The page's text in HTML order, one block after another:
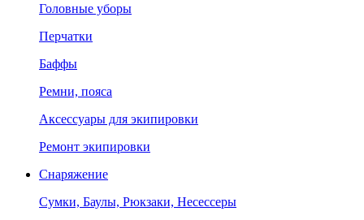
Головные уборы
Перчатки
Баффы
Ремни, пояса
Аксессуары для экипировки
Ремонт экипировки
Снаряжение
Сумки, Баулы, Рюкзаки, Несессеры